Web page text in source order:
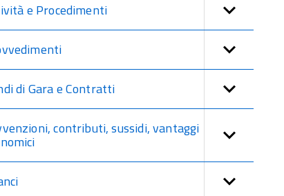
e Procedimenti
di Gara e Contratti
contributi, sussidi, vantaggi